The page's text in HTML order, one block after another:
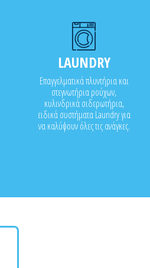
LAUNDRY
Επαγγελματικά πλυντήρια και
στεγνωτήρια ρούχων,
κυλινδρικά σιδερωτήρια,
ειδικά συστήματα Laundry για
να καλύψουν όλες τις ανάγκες.